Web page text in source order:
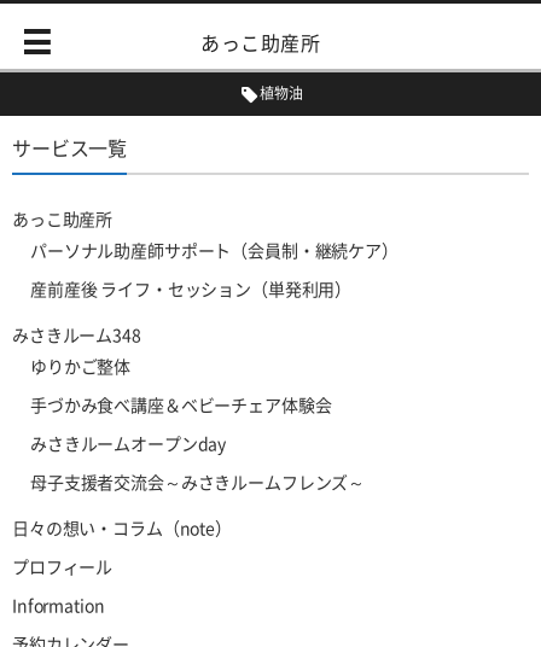
あっこ助産所
植物油
サービス一覧
あっこ助産所
パーソナル助産師サポート（会員制・継続ケア）
産前産後 ライフ・セッション（単発利用）
みさきルーム348
ゆりかご整体
手づかみ食べ講座＆ベビーチェア体験会
みさきルームオープンday
母子支援者交流会～みさきルームフレンズ～
日々の想い・コラム（note）
プロフィール
Information